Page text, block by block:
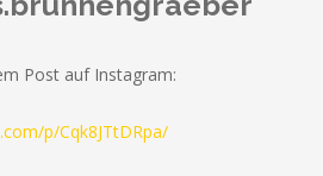
Post auf Instagram:
p/Cqk8JTtDRpa/